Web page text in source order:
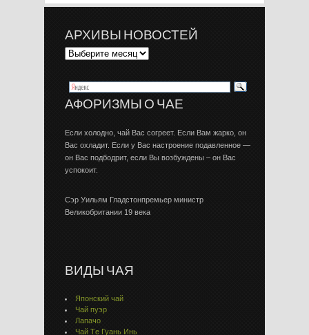
АРХИВЫ НОВОСТЕЙ
АФОРИЗМЫ О ЧАЕ
Если холодно, чай Вас согреет. Если Вам жарко, он
Вас охладит. Если у Вас настроение подавленное —
он Вас подбодрит, если Вы возбуждены – он Вас
успокоит.
Сэр Уильям Гладстонпремьер министр
Великобритании 19 века
ВИДЫ ЧАЯ
Японский чай
Чай пуэр
Лапачо
Чай Тe Гуaнь Инь